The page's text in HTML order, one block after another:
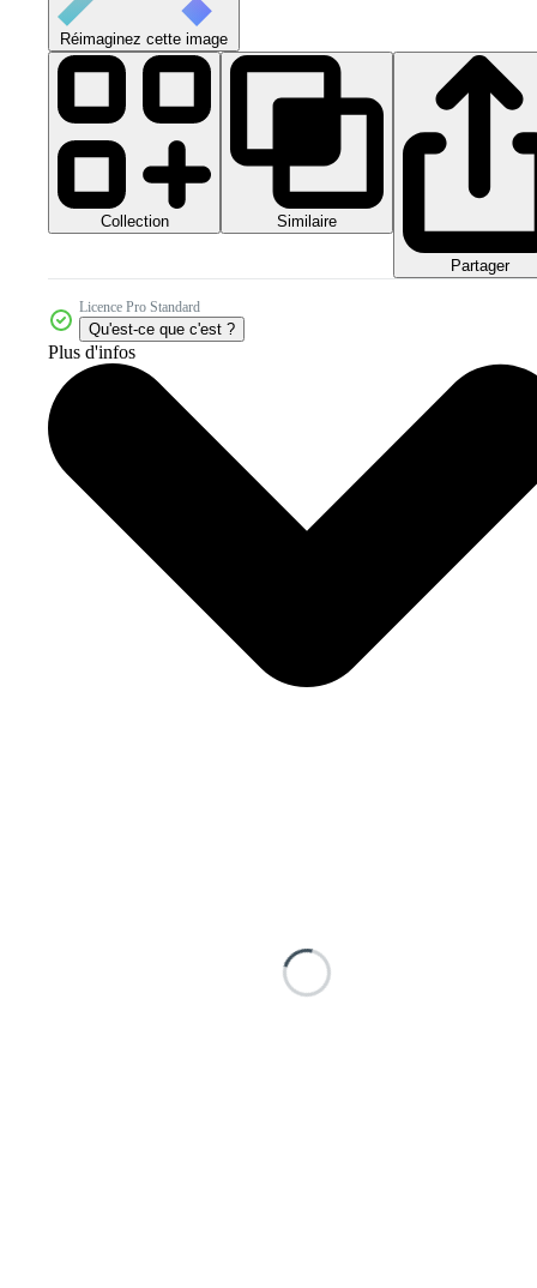
Réimaginez cette image
Collection Similaire
Partager
Licence Pro Standard
Qu'est-ce que c'est ?
Plus d'infos